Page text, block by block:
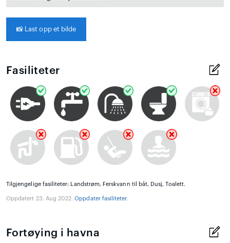
📸 Last opp et bilde
Fasiliteter
Tilgjengelige fasiliteter: Landstrøm, Ferskvann til båt, Dusj, Toalett.
Oppdatert 23. Aug 2022.Oppdater fasiliteter.
Fortøying i havna